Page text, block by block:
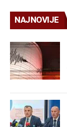
NAJNOVIJE